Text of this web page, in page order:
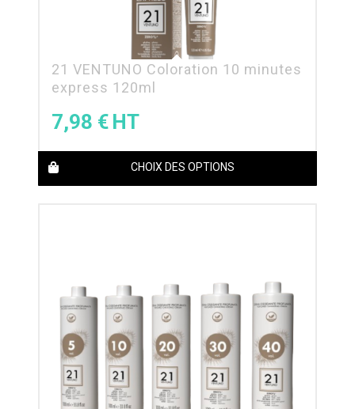
21 VENTUNO Coloration 10 minutes
express 120ml
7,98 €
CHOIX DES OPTIONS